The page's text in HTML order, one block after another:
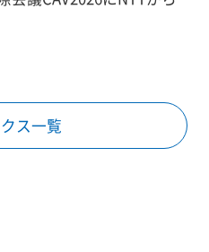
ス一覧